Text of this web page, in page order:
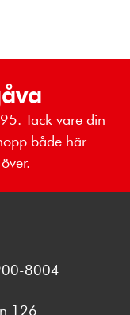
Tack vare din
både här
8004
126